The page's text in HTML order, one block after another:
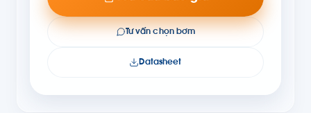
Tư vấn chọn bơm
Datasheet